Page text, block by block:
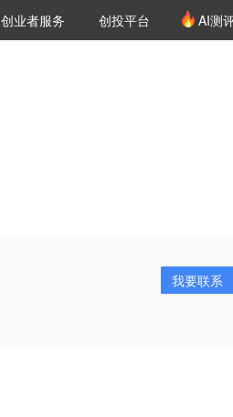
创投氪堂
创业者服务 创投平台 AI测
我要联系